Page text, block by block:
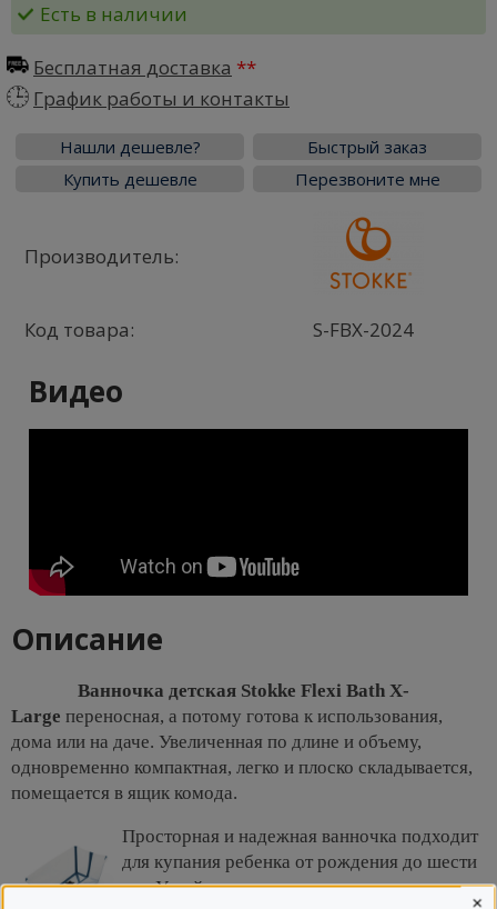
Есть в наличии
Бесплатная доставка
График работы и контакты
Нашли дешевле?
Быстрый заказ
Купить дешевле
Перезвоните мне
Производитель:
Код товара: S-FBX-2024
Видео
Описание
Ванночка детская Stokke Flexi Bath X-
Large переносная, а потому готова к использования,
дома или на даче. Увеличенная по длине и объему,
одновременно компактная, легко и плоско складывается,
помещается в ящик комода.
Просторная и надежная ванночка подходит
для купания ребенка от рождения до шести
лет. Устойчивое основание не скользит и
×